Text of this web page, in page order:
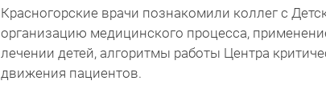
Красногорские врачи познакомили коллег с
организацию медицинского процесса,
лечении детей, алгоритмы работы Центра
движения пациентов.